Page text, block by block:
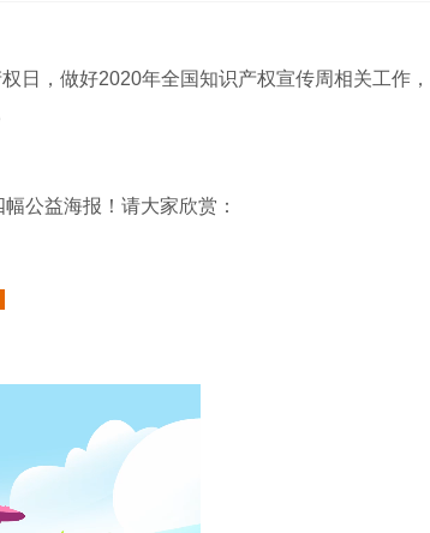
，做好2020年全国知识产权宣传周相关工作
幅公益海报 ！请大家欣赏：